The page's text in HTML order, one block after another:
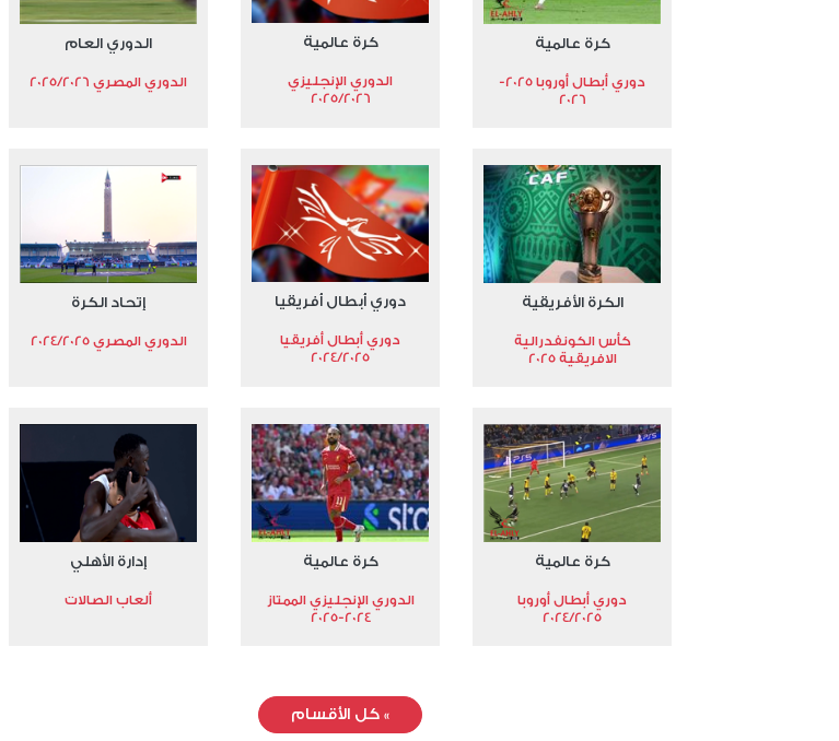
كرة عالمية
دوري أبطال أوروبا 2025-
2026
كرة عالمية
الدوري الإنجليزي
2025/2026
الدوري العام
الدوري المصري 2025/2026
الكرة الأفريقية
كأس الكونفدرالية
الافريقية 2025
دوري أبطال أفريقيا
دوري أبطال أفريقيا
2024/2025
إتحاد الكرة
الدوري المصري 2024/2025
كرة عالمية
دوري أبطال أوروبا
2024/2025
كرة عالمية
الدوري الإنجليزي الممتاز
2024-2025
إدارة الأهلي
ألعاب الصالات
»كل الأقسام